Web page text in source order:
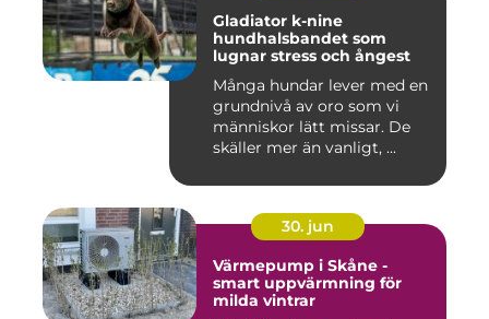
Gladiator k-nine
hundhalsbandet som
lugnar stress och ångest
Många hundar lever med en
grundnivå av oro som vi
människor lätt missar. De
skäller mer än vanligt, ...
30. jun
Värmepump i Skåne -
smart uppvärmning för
milda vintrar